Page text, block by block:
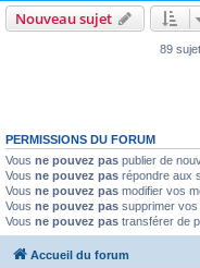
Nouveau sujet
89
PERMISSIONS DU FORUM
Vous ne pouvez pas publier de
Vous ne pouvez pas répondre aux
Vous ne pouvez pas modifier vos
Vous ne pouvez pas supprimer
Vous ne pouvez pas transférer de
Accueil du forum